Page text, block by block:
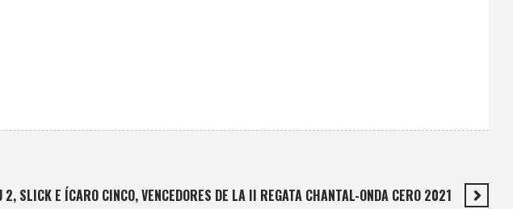
2, SLICK E ÍCARO CINCO, VENCEDORES DE LA II REGATA CHANTAL-ONDA CERO 2021